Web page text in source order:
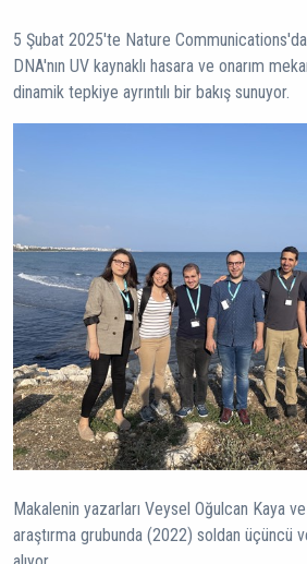
5 Şubat 2025'te Nature Communications'da
DNA'nın UV kaynaklı hasara ve onarım
dinamik tepkiye ayrıntılı bir bakış sunuyor.
Makalenin yazarları Veysel Oğulcan Kaya
araştırma grubunda (2022) soldan üçüncü